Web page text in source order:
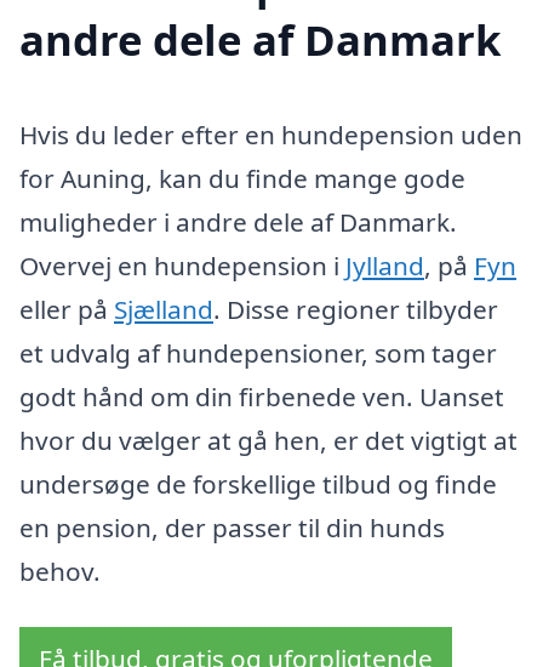
andre dele af Danmark
Hvis du leder efter en hundepension uden
for Auning, kan du finde mange gode
muligheder i andre dele af Danmark.
Overvej en hundepension i Jylland, på Fyn
eller på Sjælland. Disse regioner tilbyder
et udvalg af hundepensioner, som tager
godt hånd om din firbenede ven. Uanset
hvor du vælger at gå hen, er det vigtigt at
undersøge de forskellige tilbud og finde
en pension, der passer til din hunds
behov.
Få tilbud, gratis og uforpligtende